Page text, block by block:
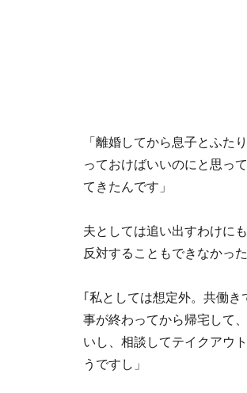
「離婚してから息子とふた
っておけばいいのにと思っ
てきたんです」
夫としては追い出すわけに
反対することもできなかった
｢私としては想定外。共働
事が終わってから帰宅して
いし、相談してテイクアウ
うですし」